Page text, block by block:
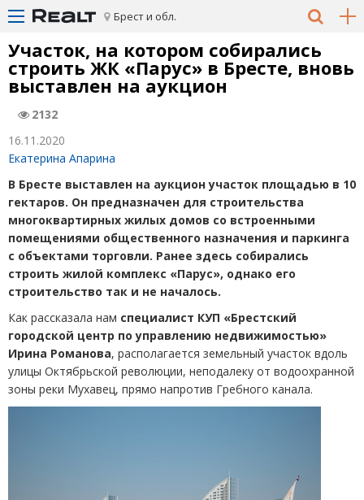
Брест и обл.
Участок, на котором собирались
строить ЖК «Парус» в Бресте, вновь
выставлен на аукцион
2132
16.11.2020
Екатерина Апарина
В Бресте выставлен на аукцион участок площадью в 10
гектаров. Он предназначен для строительства
многоквартирных жилых домов со встроенными
помещениями общественного назначения и паркинга
с объектами торговли. Ранее здесь собирались
строить жилой комплекс «Парус», однако его
строительство так и не началось.
Как рассказала нам специалист КУП «Брестский
городской центр по управлению недвижимостью»
Ирина Романова, располагается земельный участок вдоль
улицы Октябрьской революции, неподалеку от водоохранной
зоны реки Мухавец, прямо напротив Гребного канала.